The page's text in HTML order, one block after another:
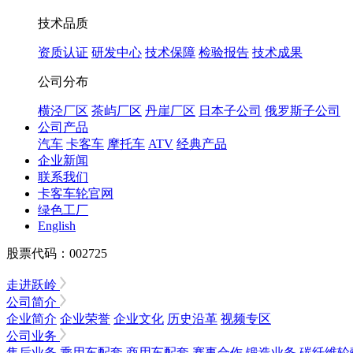
技术品质
资质认证 研发中心 技术保障 检验报告 技术成果
公司分布
横泾厂区 茶屿厂区 丹崖厂区 日本子公司 俄罗斯子公司
公司产品
汽车 卡客车 摩托车 ATV 经典产品
企业新闻
联系我们
卡客车轮官网
绿色工厂
English
股票代码：002725
走进跃岭
公司简介
企业简介 企业荣誉 企业文化 历史沿革 视频专区
公司业务